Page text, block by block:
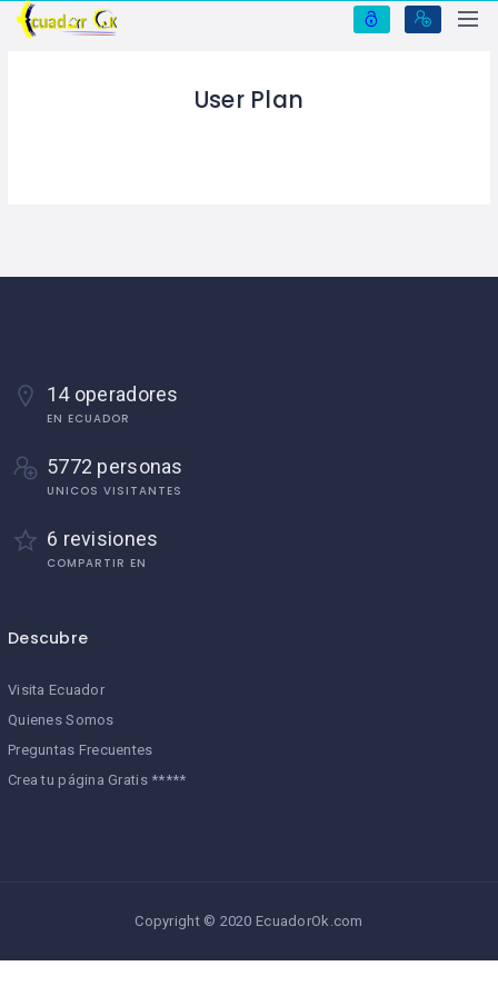
User Plan
14 operadores
EN ECUADOR
5772 personas
UNICOS VISITANTES
6 revisiones
COMPARTIR EN
Descubre
Visita Ecuador
Quienes Somos
Preguntas Frecuentes
Crea tu página Gratis *****
Copyright © 2020 EcuadorOk.com